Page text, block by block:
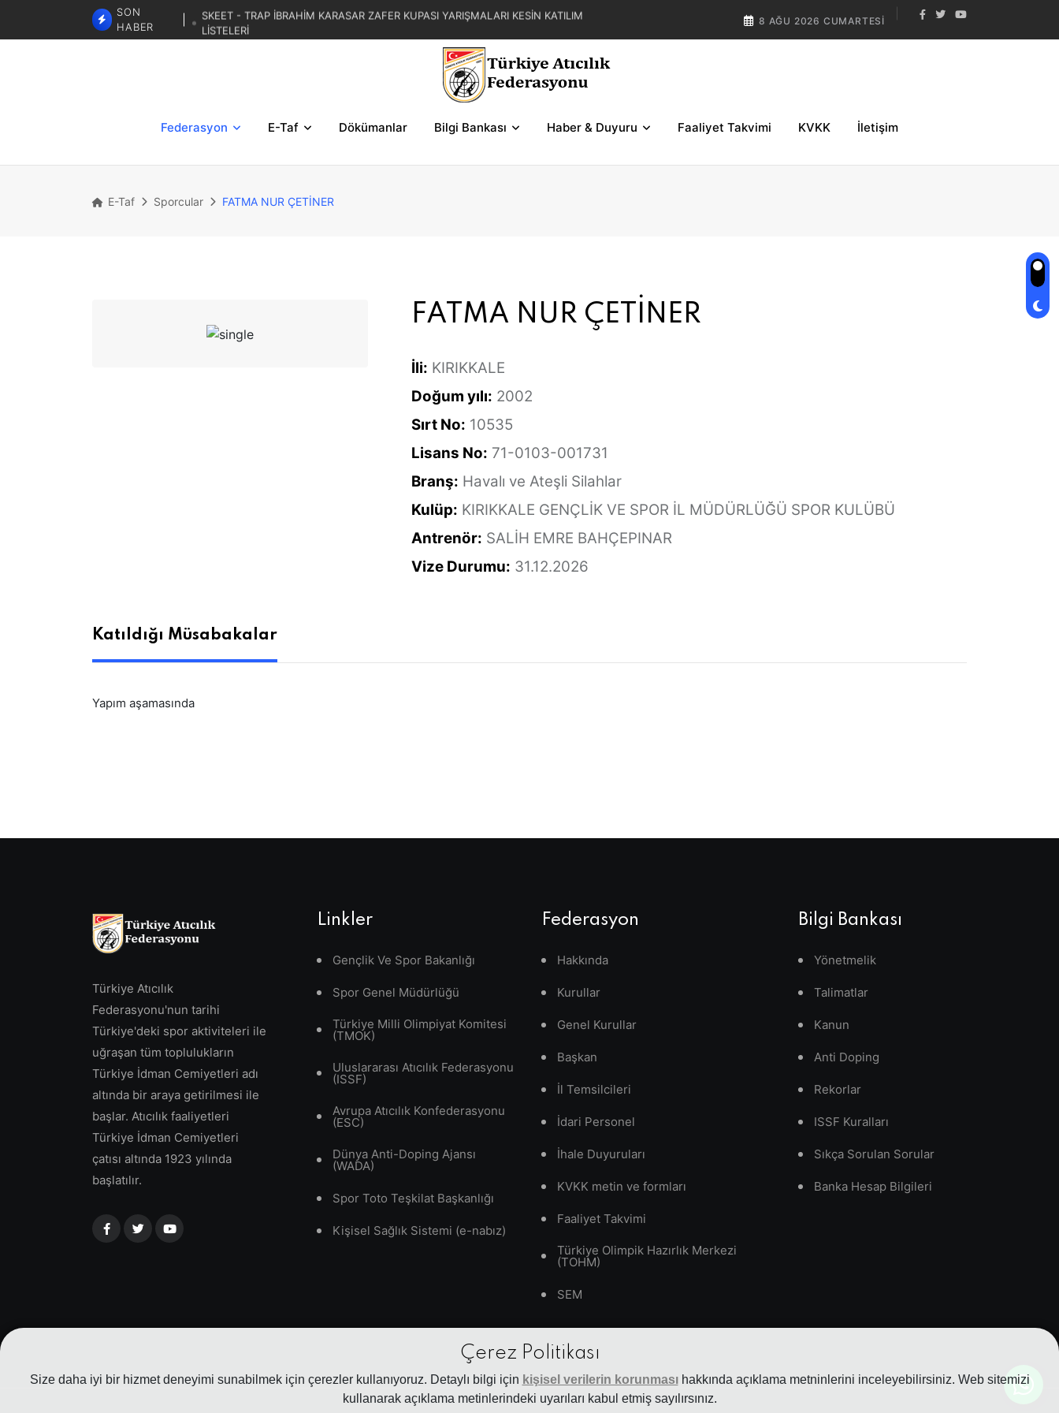
Çerez Politikası
Size daha iyi bir hizmet deneyimi sunabilmek için çerezler kullanıyoruz. Detaylı bilgi için kişisel verilerin korunmasıhakkında açıklama metninlerini inceleyebilirsiniz. Web sitemizi
kullanarak açıklama metinlerindeki uyarıları kabul etmiş sayılırsınız.
SON
HABER
SKEET - TRAP İBRAHİM KARASAR ZAFER KUPASI YARIŞMALARI KESİN KATILIM
LİSTELERİ
TRAP 3. BÖLGESEL YAZ KUPASI YARIŞMA REGLAMANI
TRAP İBRAHİM KARASAR ZAFER KUPASI YARIŞMASI SERİLERİ VE ŞEMALAR
8 AĞU 2026 CUMARTESI
Federasyon E-Taf Dökümanlar Bilgi Bankası Haber & Duyuru Faaliyet Takvimi KVKK İletişim
E-Taf Sporcular FATMA NUR ÇETİNER
FATMA NUR ÇETİNER
İli: KIRIKKALE
Doğum yılı: 2002
Sırt No: 10535
Lisans No: 71-0103-001731
Branş: Havalı ve Ateşli Silahlar
Kulüp: KIRIKKALE GENÇLİK VE SPOR İL MÜDÜRLÜĞÜ SPOR KULÜBÜ
Antrenör: SALİH EMRE BAHÇEPINAR
Vize Durumu: 31.12.2026
Katıldığı Müsabakalar
Yapım aşamasında
Türkiye Atıcılık
Federasyonu'nun tarihi
Türkiye'deki spor aktiviteleri ile
uğraşan tüm toplulukların
Türkiye İdman Cemiyetleri adı
altında bir araya getirilmesi ile
başlar. Atıcılık faaliyetleri
Türkiye İdman Cemiyetleri
çatısı altında 1923 yılında
başlatılır.
Linkler
Gençlik Ve Spor Bakanlığı
Spor Genel Müdürlüğü
Türkiye Milli Olimpiyat Komitesi
(TMOK)
Uluslararası Atıcılık Federasyonu
(ISSF)
Avrupa Atıcılık Konfederasyonu
(ESC)
Dünya Anti-Doping Ajansı
(WADA)
Spor Toto Teşkilat Başkanlığı
Kişisel Sağlık Sistemi (e-nabız)
Federasyon
Hakkında
Kurullar
Genel Kurullar
Başkan
İl Temsilcileri
İdari Personel
İhale Duyuruları
KVKK metin ve formları
Faaliyet Takvimi
Türkiye Olimpik Hazırlık Merkezi
(TOHM)
SEM
Bilgi Bankası
Yönetmelik
Talimatlar
Kanun
Anti Doping
Rekorlar
ISSF Kuralları
Sıkça Sorulan Sorular
Banka Hesap Bilgileri